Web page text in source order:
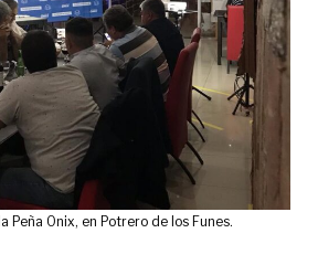
Peña Onix, en Potrero de los Funes.